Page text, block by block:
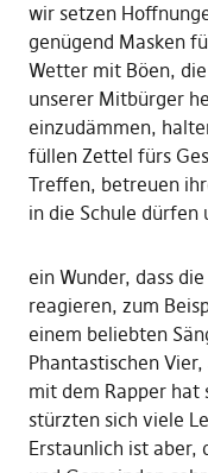
wir setzen
genügend Masken
Wetter mit Böen,
unserer Mitbürger
einzudämmen,
füllen Zettel fürs
Treffen, betreuen
in die Schule dürfen
ein Wunder, dass
reagieren, zum
einem beliebten
Phantastischen
mit dem Rapper hat
stürzten sich viele
Erstaunlich ist aber,